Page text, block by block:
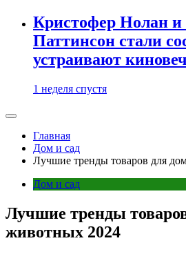
Кристофер Нолан и
Паттинсон стали
устраивают
1 неделя спустя
Главная
Дом и сад
Лучшие тренды товаров для
Дом и сад
Лучшие тренды
животных 2024